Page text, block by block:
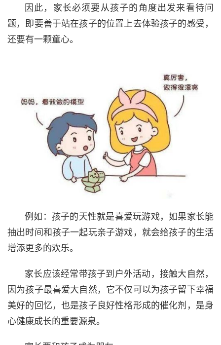
因此，家长必须要从孩子的角度出发来看待问
题，即要善于站在孩子的位置上去体验孩子的感受，
还要有一颗童心。
例如：孩子的天性就是喜爱玩游戏，如果家长能
抽出时间和孩子一起玩亲子游戏，就会给孩子的生活
增添更多的欢乐。
家长应该经常带孩子到户外活动，接触大自然，
因为孩子最喜爱大自然，它不仅可以为孩子留下幸福
美好的回忆，也是孩子良好性格形成的催化剂，是身
心健康成长的重要源泉。